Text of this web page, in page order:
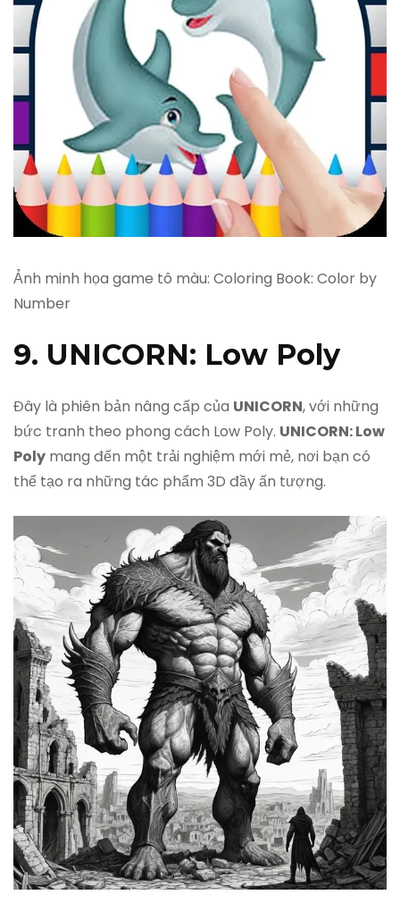
Ảnh minh họa game tô màu: Coloring Book: Color by
Number
9. UNICORN: Low Poly
Đây là phiên bản nâng cấp của UNICORN, với những
bức tranh theo phong cách Low Poly. UNICORN: Low
Poly mang đến một trải nghiệm mới mẻ, nơi bạn có
thể tạo ra những tác phẩm 3D đầy ấn tượng.